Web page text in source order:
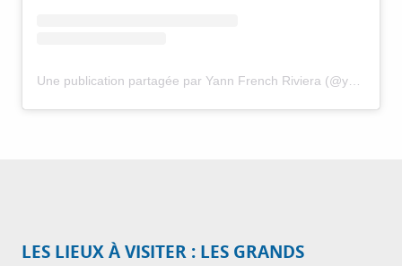
Une publication partagée par Yann French Riviera (@yannfrenchriviera)
LES LIEUX À VISITER : LES GRANDS